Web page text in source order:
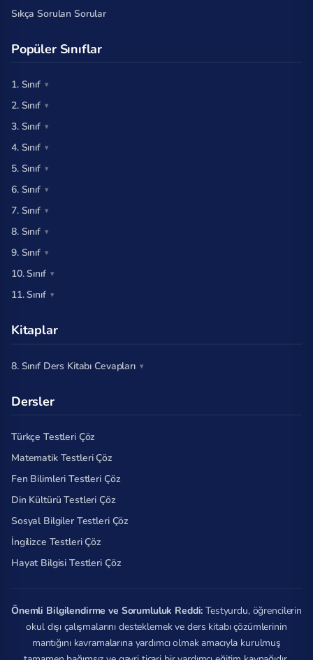
Sıkça Sorulan Sorular
Popüler Sınıflar
1. Sınıf
2. Sınıf
3. Sınıf
4. Sınıf
5. Sınıf
6. Sınıf
7. Sınıf
8. Sınıf
9. Sınıf
10. Sınıf
11. Sınıf
Kitaplar
8. Sınıf Ders Kitabı Cevapları
Dersler
Türkçe Testleri Çöz
Matematik Testleri Çöz
Fen Bilimleri Testleri Çöz
Din Kültürü Testleri Çöz
Sosyal Bilgiler Testleri Çöz
İngilizce Testleri Çöz
Hayat Bilgisi Testleri Çöz
Önemli Bilgilendirme ve Sorumluluk Reddi: Testyurdu, öğrencilerin
okul dışı çalışmalarını desteklemek ve ders kitabı çözümlerinin
mantığını kavramalarına yardımcı olmak amacıyla kurulmuş